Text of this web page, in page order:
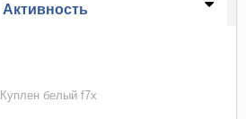
Активность
Куплен белый f7x